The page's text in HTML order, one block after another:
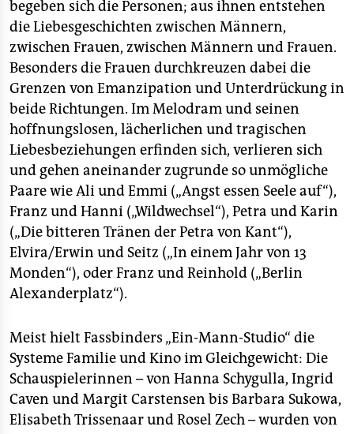
begeben sich die Personen; aus ihnen entstehen
die Liebesgeschichten zwischen Männern,
zwischen Frauen, zwischen Männern und Frauen.
Besonders die Frauen durchkreuzen dabei die
Grenzen von Emanzipation und Unterdrückung in
beide Richtungen. Im Melodram und seinen
hoffnungslosen, lächerlichen und tragischen
Liebesbeziehungen erfinden sich, verlieren sich
und gehen aneinander zugrunde so unmögliche
Paare wie Ali und Emmi („Angst essen Seele auf“),
Franz und Hanni („Wildwechsel“), Petra und Karin
(„Die bitteren Tränen der Petra von Kant“),
Elvira/Erwin und Seitz („In einem Jahr von 13
Monden“), oder Franz und Reinhold („Berlin
Alexanderplatz“).
Meist hielt Fassbinders „Ein-Mann-Studio“ die
Systeme Familie und Kino im Gleichgewicht: Die
Schauspielerinnen – von Hanna Schygulla, Ingrid
Caven und Margit Carstensen bis Barbara Sukowa,
Elisabeth Trissenaar und Rosel Zech – wurden von